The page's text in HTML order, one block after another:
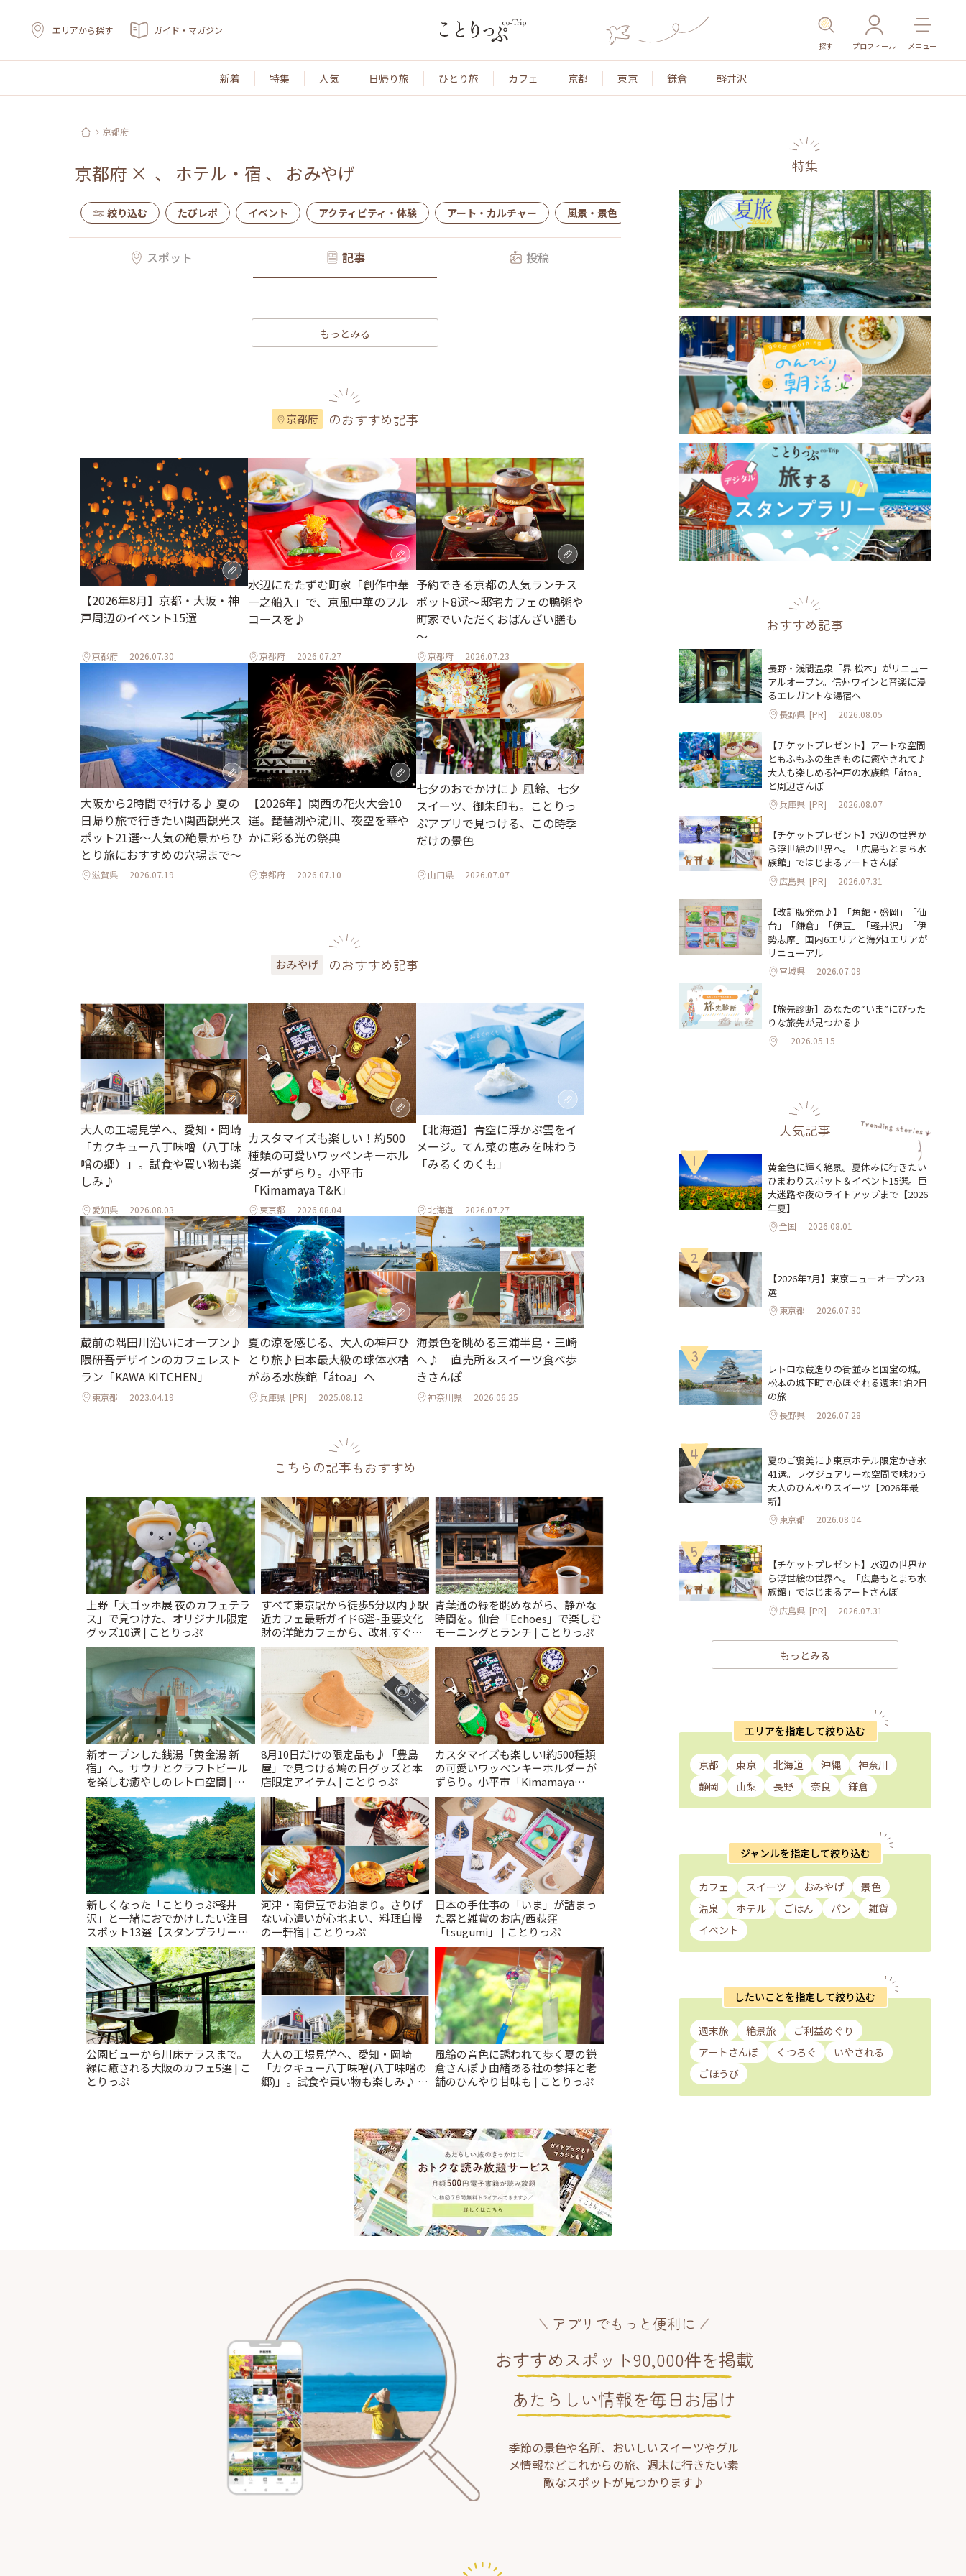
エリアから探す ガイド・マガジン
探す プロフィール メニュー
新着 特集 人気 日帰り旅 ひとり旅 カフェ 京都 東京 鎌倉 軽井沢
京都府
京都府 × 、 ホテル・宿 、 おみやげ
絞り込む たびレポ イベント アクティビティ・体験 アート・カルチャー 風景・景色 名所・旧跡 温泉・スパ その他施設 ごはん
スポット 記事 投稿
もっとみる
京都府 のおすすめ記事
【2026年8月】京都・大阪・神
戸周辺のイベント15選
京都府 2026.07.30
水辺にたたずむ町家「創作中華
一之船入」で、京風中華のフル
コースを♪
京都府 2026.07.27
予約できる京都の人気ランチス
ポット8選～邸宅カフェの鴨粥や
町家でいただくおばんざい膳も
～
京都府 2026.07.23
大阪から2時間で行ける♪ 夏の
日帰り旅で行きたい関西観光ス
ポット21選～人気の絶景からひ
とり旅におすすめの穴場まで～
滋賀県 2026.07.19
【2026年】関西の花火大会10
選。琵琶湖や淀川、夜空を華や
かに彩る光の祭典
京都府 2026.07.10
七夕のおでかけに♪ 風鈴、七夕
スイーツ、御朱印も。ことりっ
ぷアプリで見つける、この時季
だけの景色
山口県 2026.07.07
おみやげ のおすすめ記事
大人の工場見学へ、愛知・岡崎
「カクキュー八丁味噌（八丁味
噌の郷）」。試食や買い物も楽
しみ♪
愛知県 2026.08.03
カスタマイズも楽しい！約500
種類の可愛いワッペンキーホル
ダーがずらり。小平市
「Kimamaya T&K」
東京都 2026.08.04
【北海道】青空に浮かぶ雲をイ
メージ。てん菜の恵みを味わう
「みるくのくも」
北海道 2026.07.27
蔵前の隅田川沿いにオープン♪
隈研吾デザインのカフェレスト
ラン「KAWA KITCHEN」
東京都 2023.04.19
夏の涼を感じる、大人の神戸ひ
とり旅♪日本最大級の球体水槽
がある水族館「átoa」へ
兵庫県 [PR] 2025.08.12
海景色を眺める三浦半島・三崎
へ♪ 直売所＆スイーツ食べ歩
きさんぽ
神奈川県 2026.06.25
こちらの記事もおすすめ
上野「大ゴッホ展 夜のカフェテラ
ス」で見つけた、オリジナル限定
グッズ10選 | ことりっぷ
すべて東京駅から徒歩5分以内♪駅
近カフェ最新ガイド6選~重要文化
財の洋館カフェから、改札すぐの
レトロ喫茶まで~ | ことりっぷ
青葉通の緑を眺めながら、静かな
時間を。仙台「Echoes」で楽しむ
モーニングとランチ | ことりっぷ
新オープンした銭湯「黄金湯 新
宿」へ。サウナとクラフトビール
を楽しむ癒やしのレトロ空間 | こ
とりっぷ
8月10日だけの限定品も♪「豊島
屋」で見つける鳩の日グッズと本
店限定アイテム | ことりっぷ
カスタマイズも楽しい!約500種類
の可愛いワッペンキーホルダーが
ずらり。小平市「Kimamaya
T&K」 | ことりっぷ
新しくなった「ことりっぷ軽井
沢」と一緒におでかけしたい注目
スポット13選【スタンプラリー開
催中】 | ことりっぷ
河津・南伊豆でお泊まり。さりげ
ない心遣いが心地よい、料理自慢
の一軒宿 | ことりっぷ
日本の手仕事の「いま」が詰まっ
た器と雑貨のお店/西荻窪
「tsugumi」 | ことりっぷ
公園ビューから川床テラスまで。
緑に癒される大阪のカフェ5選 | こ
とりっぷ
大人の工場見学へ、愛知・岡崎
「カクキュー八丁味噌(八丁味噌の
郷)」。試食や買い物も楽しみ♪ |
風鈴の音色に誘われて歩く夏の鎌
倉さんぽ♪由緒ある社の参拝と老
舗のひんやり甘味も | ことりっぷ
特集
おすすめ記事
長野・浅間温泉「界 松本」がリニュー
アルオープン。信州ワインと音楽に浸
るエレガントな湯宿へ
長野県 [PR] 2026.08.05
【チケットプレゼント】アートな空間
ともふもふの生きものに癒やされて♪
大人も楽しめる神戸の水族館「átoa」
と周辺さんぽ
兵庫県 [PR] 2026.08.07
【チケットプレゼント】水辺の世界か
ら浮世絵の世界へ。「広島もとまち水
族館」ではじまるアートさんぽ
広島県 [PR] 2026.07.31
【改訂版発売♪】「角館・盛岡」「仙
台」「鎌倉」「伊豆」「軽井沢」「伊
勢志摩」国内6エリアと海外1エリアが
リニューアル
宮城県 2026.07.09
【旅先診断】あなたの“いま”にぴった
りな旅先が見つかる♪
2026.05.15
人気記事
1
黄金色に輝く絶景。夏休みに行きたい
ひまわりスポット＆イベント15選。巨
大迷路や夜のライトアップまで【2026
年夏】
全国 2026.08.01
2
【2026年7月】東京ニューオープン23
選
東京都 2026.07.30
3
レトロな蔵造りの街並みと国宝の城。
松本の城下町で心ほぐれる週末1泊2日
の旅
長野県 2026.07.28
4
夏のご褒美に♪東京ホテル限定かき氷
41選。ラグジュアリーな空間で味わう
大人のひんやりスイーツ【2026年最
新】
東京都 2026.08.04
5
【チケットプレゼント】水辺の世界か
ら浮世絵の世界へ。「広島もとまち水
族館」ではじまるアートさんぽ
広島県 [PR] 2026.07.31
もっとみる
エリアを指定して絞り込む
京都 東京 北海道 沖縄
神奈川
静岡
山梨 長野 奈良 鎌倉
ジャンルを指定して絞り込む
カフェ スイーツ おみやげ
景色
温泉
ホテル ごはん パン
雑貨
イベント
したいことを指定して絞り込む
週末旅 絶景旅
ご利益めぐり
アートさんぽ
くつろぐ
いやされる
ごほうび
アプリでもっと便利に
おすすめスポット90,000件を掲載
あたらしい情報を毎日お届け
季節の景色や名所、おいしいスイーツやグル
メ情報などこれからの旅、週末に行きたい素
敵なスポットが見つかります♪